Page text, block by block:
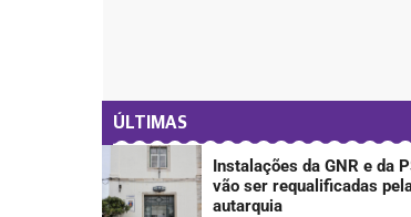
ÚLTIMAS
Instalações da GNR e da
vão ser requalificadas
autarquia